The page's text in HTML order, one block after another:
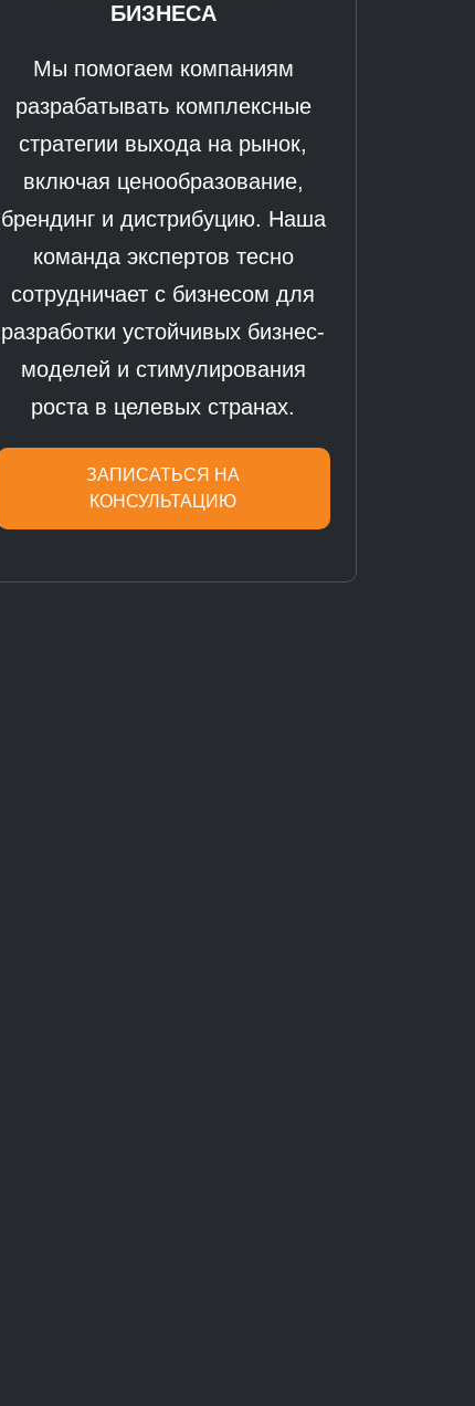
БИЗНЕСА
Мы помогаем компаниям
разрабатывать комплексные
стратегии выхода на рынок,
включая ценообразование,
брендинг и дистрибуцию. Наша
команда экспертов тесно
сотрудничает с бизнесом для
разработки устойчивых бизнес-
моделей и стимулирования
роста в целевых странах.
ЗАПИСАТЬСЯ НА
КОНСУЛЬТАЦИЮ